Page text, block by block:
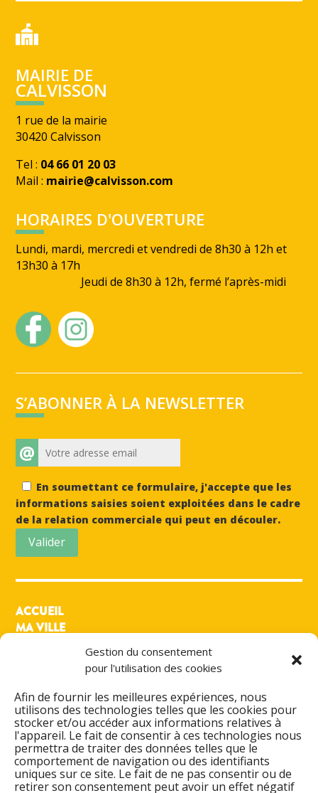
Gestion du consentement
pour l'utilisation des cookies
Afin de fournir les meilleures expériences, nous
utilisons des technologies telles que les cookies pour
stocker et/ou accéder aux informations relatives à
l'appareil. Le fait de consentir à ces technologies nous
permettra de traiter des données telles que le
comportement de navigation ou des identifiants
uniques sur ce site. Le fait de ne pas consentir ou de
retirer son consentement peut avoir un effet négatif
ACCUEIL
MA VILLE
ACTIONS & PROJETS
DÉMARCHES ADMINISTRATIVES
ESPACE FAMILLE
AGENDA CULTUREL
ANNUAIRES & CONTACT
MAIRIE DE
CALVISSON
1 rue de la mairie
30420 Calvisson
Tel : 04 66 01 20 03
Mail : mairie@calvisson.com
HORAIRES D'OUVERTURE
Lundi, mardi, mercredi et vendredi de 8h30 à 12h et
13h30 à 17h
Jeudi de 8h30 à 12h, fermé l’après-midi
S’ABONNER À LA NEWSLETTER
@
En soumettant ce formulaire, j'accepte que les
informations saisies soient exploitées dans le cadre
de la relation commerciale qui peut en découler.
Valider